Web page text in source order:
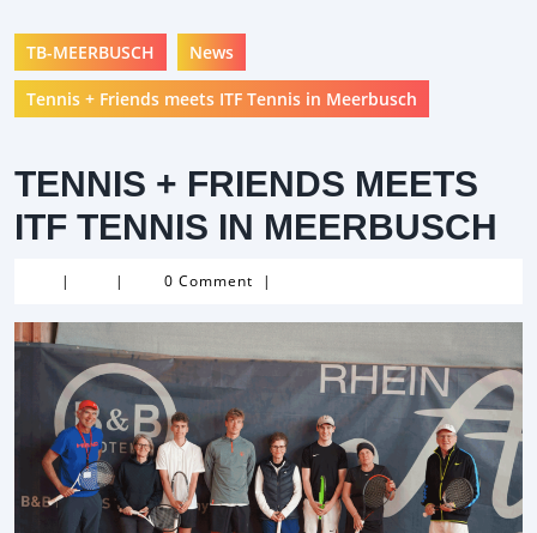
TB-MEERBUSCH News
Tennis + Friends meets ITF Tennis in Meerbusch
TENNIS + FRIENDS MEETS
ITF TENNIS IN MEERBUSCH
| | 0 Comment |